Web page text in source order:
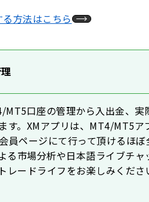
方法はこちら
口座の管理から入出金、実
す。XMアプリは、MT4/MT5ア
員ページにて行って頂けるほ
市場分析や日本語ライブチャ
ードライフをお楽しみくださ